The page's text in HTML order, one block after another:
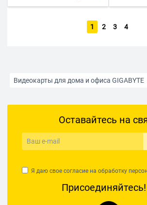
1 2 3 4
Видеокарты для дома и офиса GIGABYTE
Видеокарты с активной воздушной
Видеокарты с типом видеопамяти GDDR6
Оставайтесь на
Я даю свое согласие на обработку
Присоединяйтесь!